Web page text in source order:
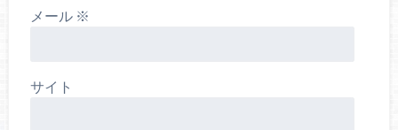
メール ※
サイト